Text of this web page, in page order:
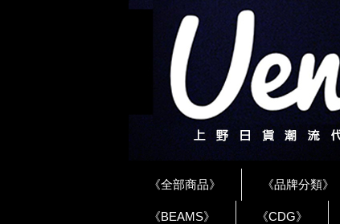
《全部商品》 《品牌分類》
《BEAMS》 《CDG》